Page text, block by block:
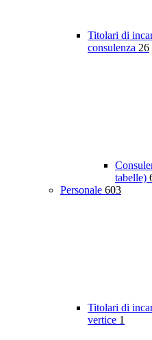
Titolari di
consulenza 26
tabelle)
Personale 603
Titolari di
vertice 1